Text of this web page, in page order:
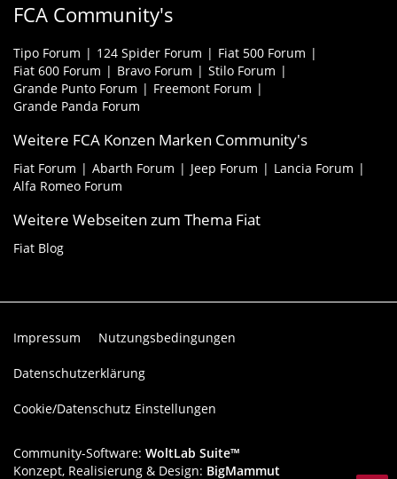
FCA Community's
Tipo Forum 124 Spider Forum
Fiat 500 Forum
Fiat 600 Forum
Bravo Forum
Stilo Forum
Grande Punto Forum
Freemont Forum
Grande Panda Forum
Weitere FCA Konzen Marken Community's
Fiat Forum Abarth Forum Jeep Forum
Lancia Forum
Alfa Romeo Forum
Weitere Webseiten zum Thema Fiat
Fiat Blog
Impressum Nutzungsbedingungen
Datenschutzerklärung
Cookie/Datenschutz Einstellungen
Community-Software: WoltLab Suite™
Konzept, Realisierung & Design: BigMammut